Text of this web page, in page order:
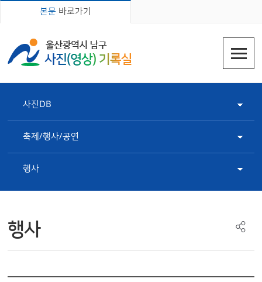
본문 바로가기
사진DB
축제/행사/공연
행사
행사